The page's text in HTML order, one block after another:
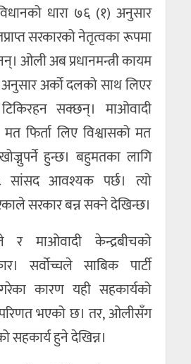
धारा ७६ (१) अनुसार
सरकारको नेतृत्वका रूपमा
ओली अब प्रधानमन्त्री कायम
अर्को दलको साथ लिएर
टिकिरहन सक्छन्। माओवादी
मत फिर्ता लिए विश्वासको मत
हुन्छ। बहुमतका लागि
आवश्यक पर्छ। त्यो
सरकार बन्न सक्ने देखिन्छ।
माओवादी केन्द्रबीचको
सर्वाेच्चले साबिक पार्टी
कारण यही सहकार्यको
भएको छ। तर, ओलीसँग
सहकार्य हुने देखिन्न।